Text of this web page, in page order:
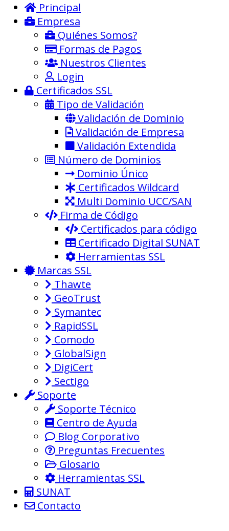
Principal
Empresa
Quiénes Somos?
Formas de Pagos
Nuestros Clientes
Login
Certificados SSL
Tipo de Validación
Validación de Dominio
Validación de Empresa
Validación Extendida
Número de Dominios
Dominio Único
Certificados Wildcard
Multi Dominio UCC/SAN
Firma de Código
Certificados para código
Certificado Digital SUNAT
Herramientas SSL
Marcas SSL
Thawte
GeoTrust
Symantec
RapidSSL
Comodo
GlobalSign
DigiCert
Sectigo
Soporte
Soporte Técnico
Centro de Ayuda
Blog Corporativo
Preguntas Frecuentes
Glosario
Herramientas SSL
SUNAT
Contacto